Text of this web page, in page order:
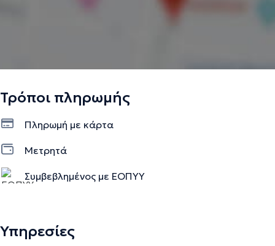
Τρόποι πληρωμής
Πληρωμή με κάρτα
Μετρητά
Συμβεβλημένος με ΕΟΠΥΥ
Υπηρεσίες